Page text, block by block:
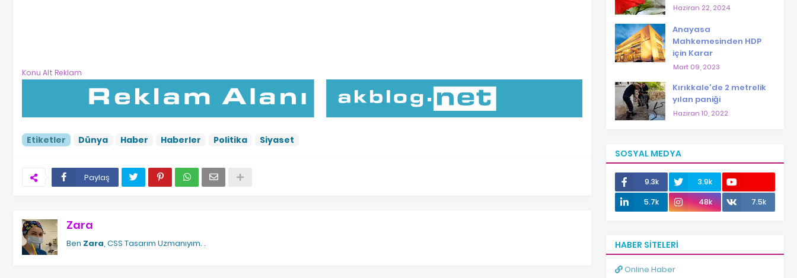
Konu Alt Reklam
Etiketler Dünya Haber Haberler Politika Siyaset
Paylaş
Zara
Ben Zara , CSS Tasarım Uzmanıyım. .
Haziran 22, 2024
Anayasa
Mahkemesinden HDP
için Karar
Mart 09, 2023
Kırıkkale'de 2 metrelik
yılan paniği
Haziran 10, 2022
SOSYAL MEDYA
9.3k
3.9k
12.0k
5.7k 48k 7.5k
HABER SITELERI
Online Haber